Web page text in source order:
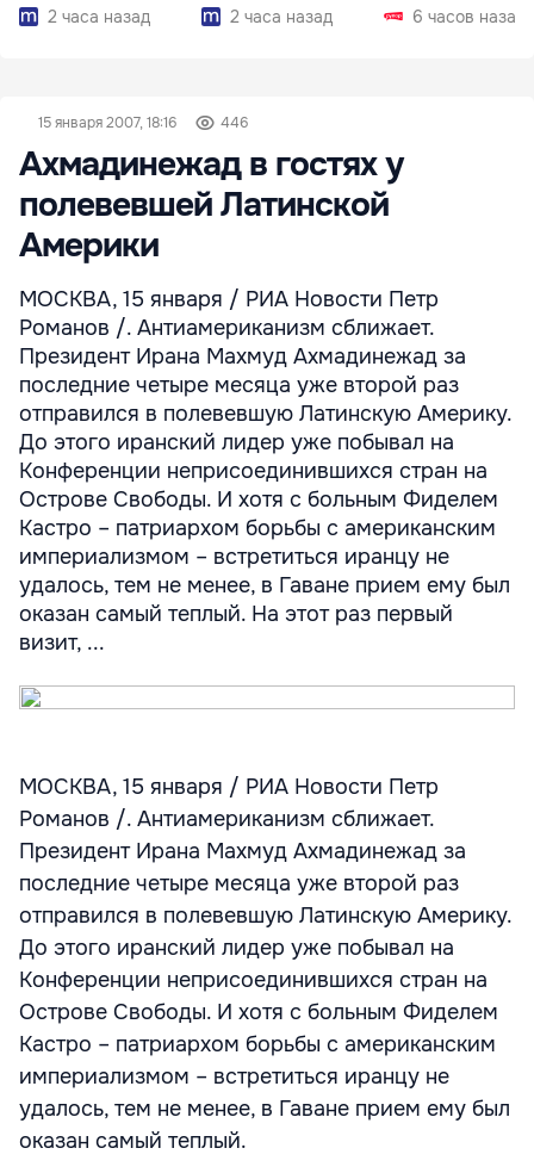
2 часа назад
2 часа назад
6 часов назад
15 января 2007, 18:16 446
Ахмадинежад в гостях у
полевевшей Латинской
Америки
МОСКВА, 15 января / РИА Новости Петр
Романов /. Антиамериканизм сближает.
Президент Ирана Махмуд Ахмадинежад за
последние четыре месяца уже второй раз
отправился в полевевшую Латинскую Америку.
До этого иранский лидер уже побывал на
Конференции неприсоединившихся стран на
Острове Свободы. И хотя с больным Фиделем
Кастро – патриархом борьбы с американским
империализмом – встретиться иранцу не
удалось, тем не менее, в Гаване прием ему был
оказан самый теплый. На этот раз первый
визит, ...
МОСКВА, 15 января / РИА Новости Петр
Романов /. Антиамериканизм сближает.
Президент Ирана Махмуд Ахмадинежад за
последние четыре месяца уже второй раз
отправился в полевевшую Латинскую Америку.
До этого иранский лидер уже побывал на
Конференции неприсоединившихся стран на
Острове Свободы. И хотя с больным Фиделем
Кастро – патриархом борьбы с американским
империализмом – встретиться иранцу не
удалось, тем не менее, в Гаване прием ему был
оказан самый теплый.